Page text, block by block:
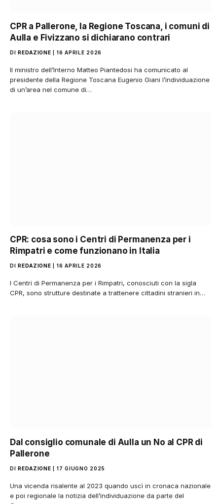
CPR a Pallerone, la Regione Toscana, i comuni di
Aulla e Fivizzano si dichiarano contrari
DI REDAZIONE 16 APRILE 2026
Il ministro dell’Interno Matteo Piantedosi ha comunicato al
presidente della Regione Toscana Eugenio Giani l’individuazione
di un’area nel comune di…
CPR: cosa sono i Centri di Permanenza per i
Rimpatri e come funzionano in Italia
DI REDAZIONE 16 APRILE 2026
I Centri di Permanenza per i Rimpatri, conosciuti con la sigla
CPR, sono strutture destinate a trattenere cittadini stranieri in…
Dal consiglio comunale di Aulla un No al CPR di
Pallerone
DI REDAZIONE 17 GIUGNO 2025
Una vicenda risalente al 2023 quando uscì in cronaca nazionale
e poi regionale la notizia dell’individuazione da parte del